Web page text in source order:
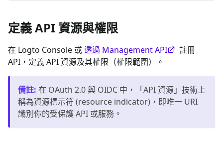
定義 API 資源與權限
在 Logto Console 或透過 Management API
註冊
API，定義 API 資源及其權限（權限範圍）。
備註: 在 OAuth 2.0 與 OIDC 中，「API 資源」技術上
稱為資源標示符 (resource indicator)，即唯一 URI
識別你的受保護 API 或服務。